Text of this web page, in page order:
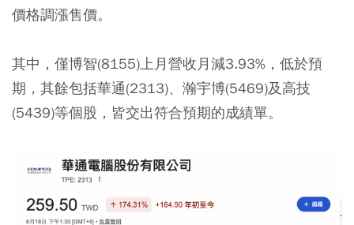
價格調漲售價。
其中，僅博智(8155)上月營收月減3.93%，低於預
期，其餘包括華通(2313)、瀚宇博(5469)及高技
(5439)等個股，皆交出符合預期的成績單。